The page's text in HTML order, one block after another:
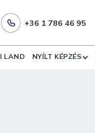
+36 1 786 46 95
I LAND NYÍLT KÉPZÉS